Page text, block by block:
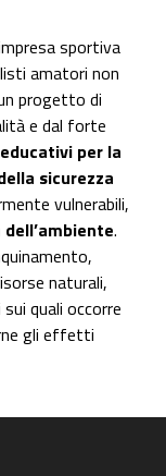
sportiva
amatori non
progetto di
e dal forte
per la
sicurezza
vulnerabili,
.
naturali,
quali occorre
gli effetti